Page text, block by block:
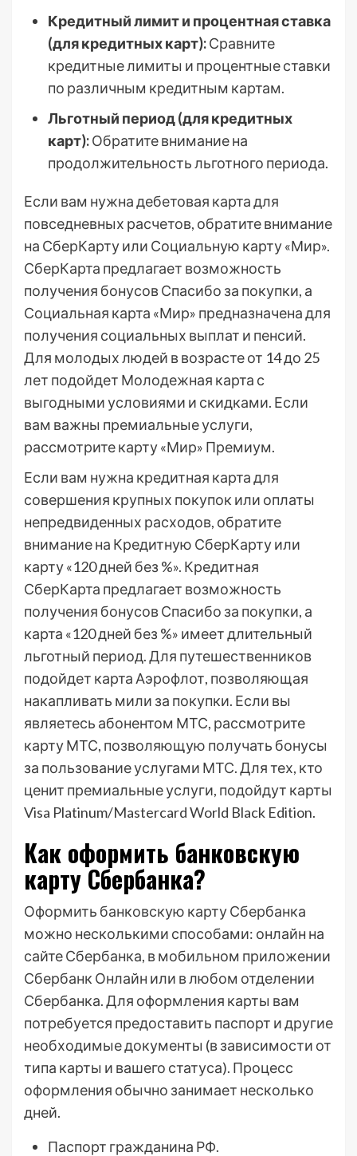
Кредитный лимит и процентная ставка
(для кредитных карт):Сравните
кредитные лимиты и процентные ставки
по различным кредитным картам.
Льготный период (для кредитных
карт):Обратите внимание на
продолжительность льготного периода.
Если вам нужна дебетовая карта для
повседневных расчетов, обратите внимание
на СберКарту или Социальную карту «Мир».
СберКарта предлагает возможность
получения бонусов Спасибо за покупки, а
Социальная карта «Мир» предназначена для
получения социальных выплат и пенсий.
Для молодых людей в возрасте от 14 до 25
лет подойдет Молодежная карта с
выгодными условиями и скидками. Если
вам важны премиальные услуги,
рассмотрите карту «Мир» Премиум.
Если вам нужна кредитная карта для
совершения крупных покупок или оплаты
непредвиденных расходов, обратите
внимание на Кредитную СберКарту или
карту «120 дней без %». Кредитная
СберКарта предлагает возможность
получения бонусов Спасибо за покупки, а
карта «120 дней без %» имеет длительный
льготный период. Для путешественников
подойдет карта Аэрофлот, позволяющая
накапливать мили за покупки. Если вы
являетесь абонентом МТС, рассмотрите
карту МТС, позволяющую получать бонусы
за пользование услугами МТС. Для тех, кто
ценит премиальные услуги, подойдут карты
Visa Platinum/Mastercard World Black Edition.
Как оформить банковскую
карту Сбербанка?
Оформить банковскую карту Сбербанка
можно несколькими способами: онлайн на
сайте Сбербанка, в мобильном приложении
Сбербанк Онлайн или в любом отделении
Сбербанка. Для оформления карты вам
потребуется предоставить паспорт и другие
необходимые документы (в зависимости от
типа карты и вашего статуса). Процесс
оформления обычно занимает несколько
дней.
Паспорт гражданина РФ.